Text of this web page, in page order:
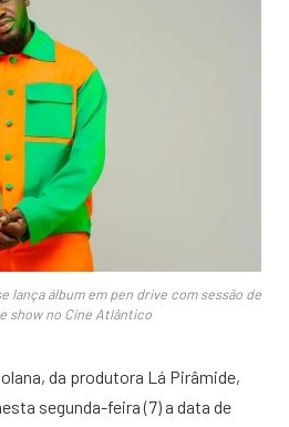
lança álbum em pen drive com sessão de
show no Cine Atlântico
da produtora Lá Pirâmide,
segunda-feira (7) a data de